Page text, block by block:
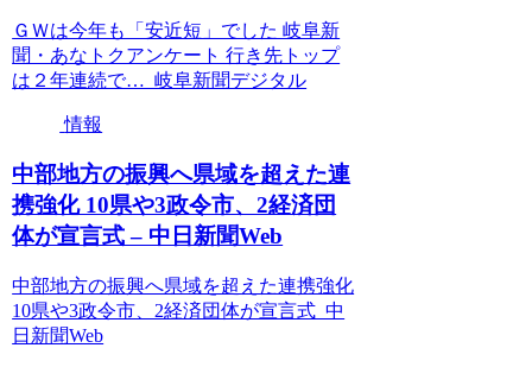
ＧＷは今年も「安近短」でした 岐阜新
聞・あなトクアンケート 行き先トップ
は２年連続で… 岐阜新聞デジタル
情報
中部地方の振興へ県域を超えた連
携強化 10県や3政令市、2経済団
体が宣言式 – 中日新聞Web
中部地方の振興へ県域を超えた連携強化
10県や3政令市、2経済団体が宣言式 中
日新聞Web